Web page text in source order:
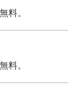
料。
料。